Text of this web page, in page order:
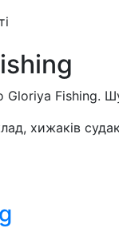
Fishing.
хижаків